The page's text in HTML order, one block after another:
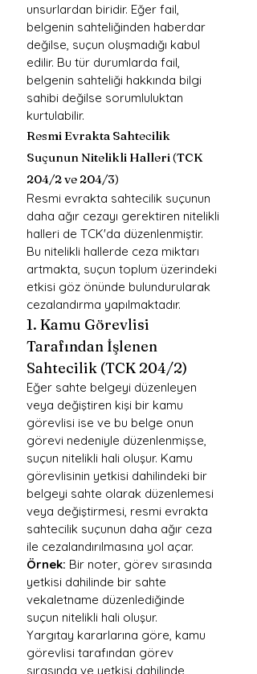
unsurlardan biridir. Eğer fail,
belgenin sahteliğinden haberdar
değilse, suçun oluşmadığı kabul
edilir. Bu tür durumlarda fail,
belgenin sahteliği hakkında bilgi
sahibi değilse sorumluluktan
kurtulabilir.
Resmi Evrakta Sahtecilik
Suçunun Nitelikli Halleri (TCK
204/2 ve 204/3)
Resmi evrakta sahtecilik suçunun
daha ağır cezayı gerektiren nitelikli
halleri de TCK'da düzenlenmiştir.
Bu nitelikli hallerde ceza miktarı
artmakta, suçun toplum üzerindeki
etkisi göz önünde bulundurularak
cezalandırma yapılmaktadır.
1. Kamu Görevlisi
Tarafından İşlenen
Sahtecilik (TCK 204/2)
Eğer sahte belgeyi düzenleyen
veya değiştiren kişi bir kamu
görevlisi ise ve bu belge onun
görevi nedeniyle düzenlenmişse,
suçun nitelikli hali oluşur. Kamu
görevlisinin yetkisi dahilindeki bir
belgeyi sahte olarak düzenlemesi
veya değiştirmesi, resmi evrakta
sahtecilik suçunun daha ağır ceza
ile cezalandırılmasına yol açar.
Örnek: Bir noter, görev sırasında
yetkisi dahilinde bir sahte
vekaletname düzenlediğinde
suçun nitelikli hali oluşur.
Yargıtay kararlarına göre, kamu
görevlisi tarafından görev
sırasında ve yetkisi dahilinde